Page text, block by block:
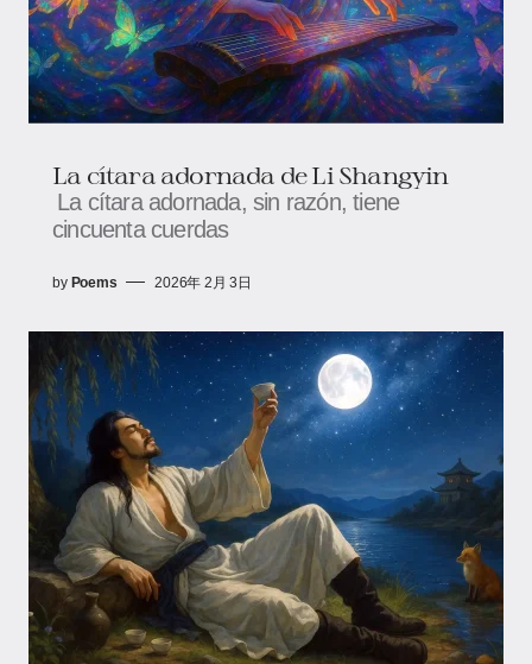
La cítara adornada de Li Shangyin
La cítara adornada, sin razón, tiene
cincuenta cuerdas
by Poems 2026年 2月 3日